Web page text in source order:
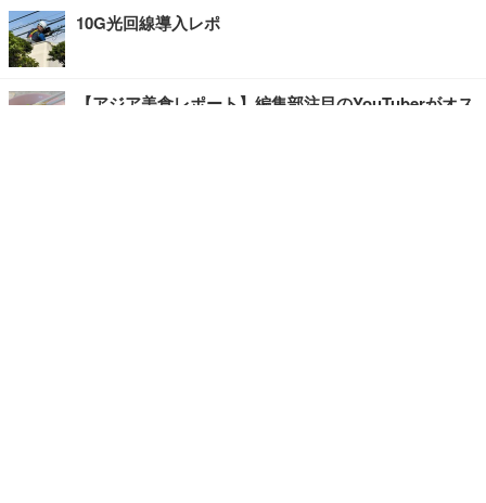
10G光回線導入レポ
【アジア美食レポート】編集部注目のYouTuberがオス